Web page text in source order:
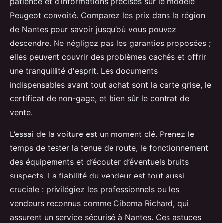
Peugeot convoité. Comparez les prix dans la région
de Nantes pour savoir jusqu’où vous pouvez
descendre. Ne négligez pas les garanties proposées ;
elles peuvent couvrir des problèmes cachés et offrir
une tranquillité d'esprit. Les documents
indispensables avant tout achat sont la carte grise, le
certificat de non-gage, et bien sûr le contrat de
vente.
L’essai de la voiture est un moment clé. Prenez le
temps de tester la tenue de route, le fonctionnement
des équipements et d’écouter d’éventuels bruits
suspects. La fiabilité du vendeur est tout aussi
cruciale : privilégiez les professionnels ou les
vendeurs reconnus comme Cibema Richard, qui
assurent un service sécurisé à Nantes. Ces astuces